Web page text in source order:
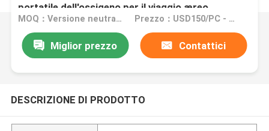
portatile dell'ossigeno per il viaggio æreo
MOQ：Versione neutrale inglese: MOQ 5PCS/OEM: MOQ 50PCS Prezzo：USD150/PC - USD170/PC
Miglior prezzo Contattici
DESCRIZIONE DI PRODOTTO